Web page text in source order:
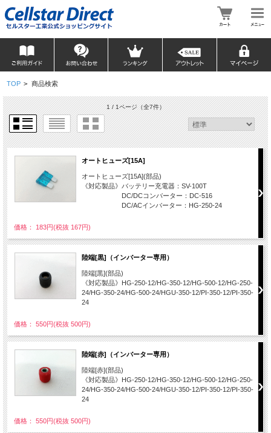
TOP > 商品検索
1 / 1ページ（全7件）
オートヒューズ[15A]
オートヒューズ[15A](部品)
《対応製品》バッテリー充電器：SV-100T
DC/DCコンバーター：DC-516
DC/ACインバーター：HG-250-24
価格： 183円(税抜 167円)
陸端[黒]（インバーター専用）
陸端[黒](部品)
《対応製品》HG-250-12/HG-350-12/HG-500-12/HG-250-
24/HG-350-24/HG-500-24/HGU-350-12/PI-350-12/PI-350-
24
価格： 550円(税抜 500円)
陸端[赤]（インバーター専用）
陸端[赤](部品)
《対応製品》HG-250-12/HG-350-12/HG-500-12/HG-250-
24/HG-350-24/HG-500-24/HGU-350-12/PI-350-12/PI-350-
24
価格： 550円(税抜 500円)